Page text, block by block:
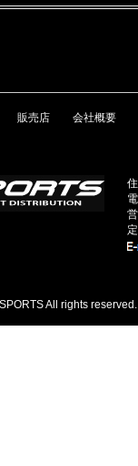
販売店 会社概要
All rights reserved.